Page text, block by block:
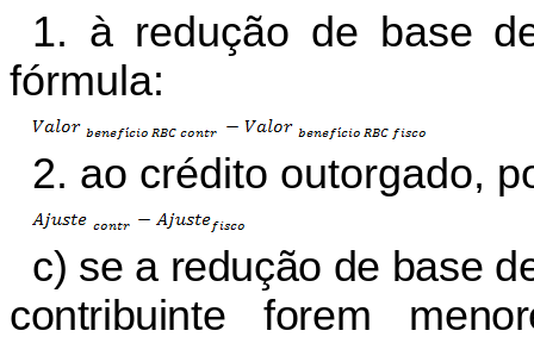
1. à redução de base
fórmula:
2. ao crédito outorgado,
c) se a redução de base
contribuinte forem